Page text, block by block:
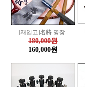
[재입고]名將 명장..
180,000원
160,000원